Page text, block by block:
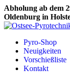
Abholung ab dem
Oldenburg in
Skip
navigation
Skip
contentPyro-Shop
Neuigkeiten
Vorschießliste
Kontakt